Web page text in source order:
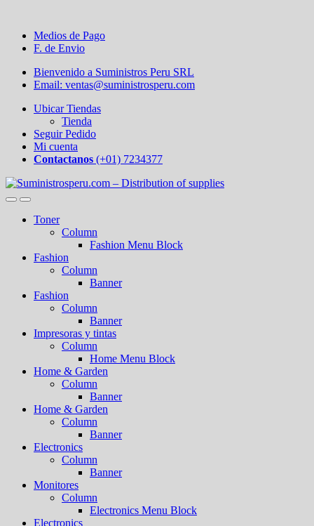
Medios de Pago
F. de Envio
Bienvenido a Suministros Peru SRL
Email: ventas@suministrosperu.com
Ubicar Tiendas
Tienda
Seguir Pedido
Mi cuenta
Contactanos (+01) 7234377
Toner
Column
Fashion Menu Block
Fashion
Column
Banner
Fashion
Column
Banner
Impresoras y tintas
Column
Home Menu Block
Home & Garden
Column
Banner
Home & Garden
Column
Banner
Electronics
Column
Banner
Monitores
Column
Electronics Menu Block
Electronics